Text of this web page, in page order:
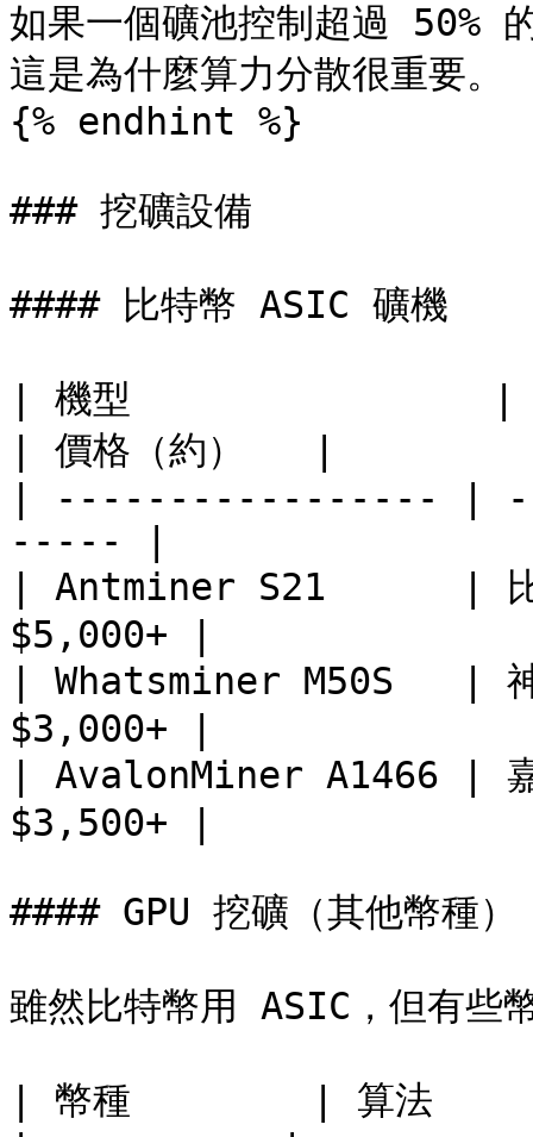
如果一個礦池控制超過 50%
這是為什麼算力分散很重要。
{% endhint %}
### 挖礦設備
#### 比特幣 ASIC 礦機
| 機型                |
| 價格（約）   |
| ----------------- |
----- |
| Antminer S21      |
$5,000+ |
| Whatsminer M50S   |
$3,000+ |
| AvalonMiner A1466 |
$3,500+ |
#### GPU 挖礦（其他幣種）
雖然比特幣用 ASIC，但有些
| 幣種        | 算法